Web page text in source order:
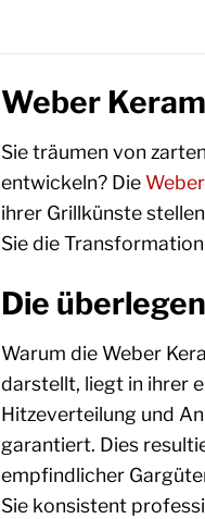
Weber
Sie träumen von
entwickeln? Die Weber
ihrer Grillkünste
Sie die
Die
Warum die Weber
darstellt, liegt in ihrer
Hitzeverteilung und
garantiert. Dies
empfindlicher
Sie konsistent